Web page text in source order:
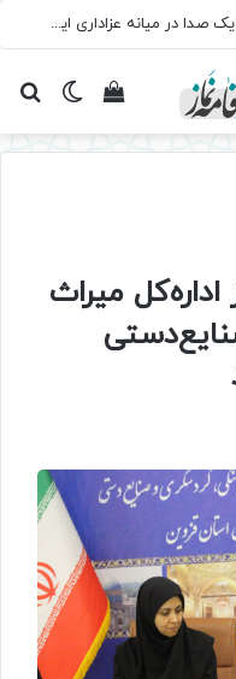
فاطمه الزهرا (س)
تغییرمشاهده
میراث